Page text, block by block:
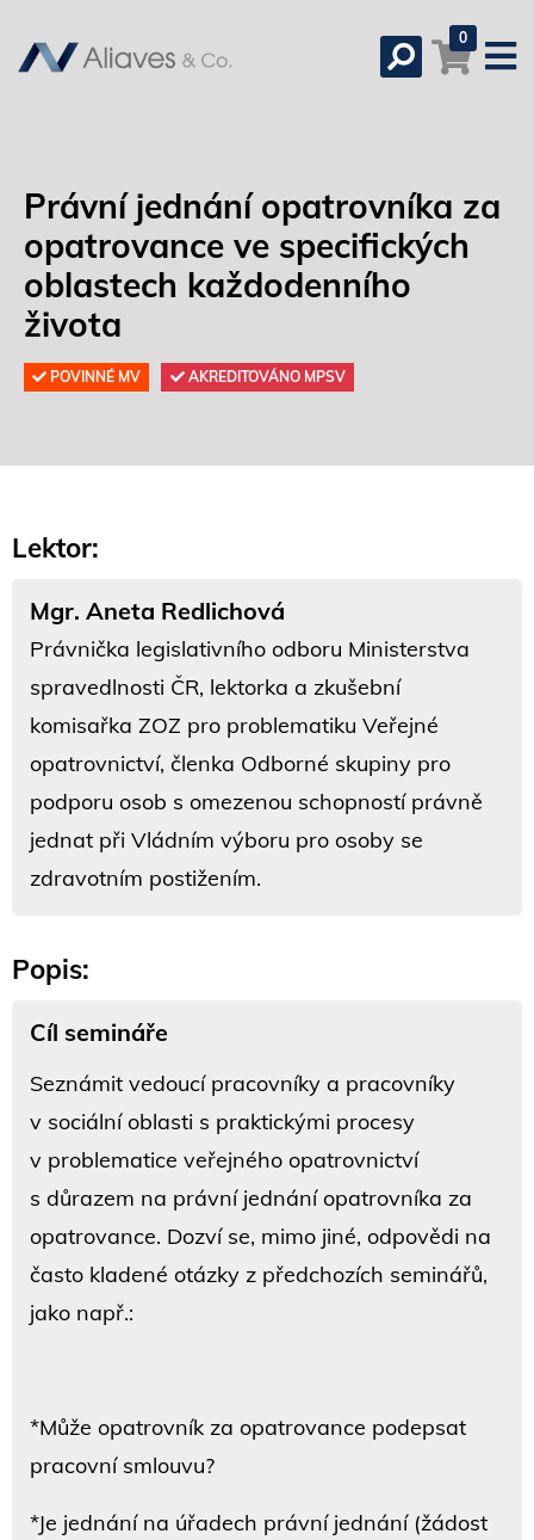
0
Právní jednání opatrovníka za
opatrovance ve specifických
oblastech každodenního
života
POVINNÉ MV AKREDITOVÁNO MPSV
Lektor:
Mgr. Aneta Redlichová
Právnička legislativního odboru Ministerstva
spravedlnosti ČR, lektorka a zkušební
komisařka ZOZ pro problematiku Veřejné
opatrovnictví, členka Odborné skupiny pro
podporu osob s omezenou schopností právně
jednat při Vládním výboru pro osoby se
zdravotním postižením.
Popis:
Cíl semináře
Seznámit vedoucí pracovníky a pracovníky
v sociální oblasti s praktickými procesy
v problematice veřejného opatrovnictví
s důrazem na právní jednání opatrovníka za
opatrovance. Dozví se, mimo jiné, odpovědi na
často kladené otázky z předchozích seminářů,
jako např.:
*Může opatrovník za opatrovance podepsat
pracovní smlouvu?
*Je jednání na úřadech právní jednání (žádost